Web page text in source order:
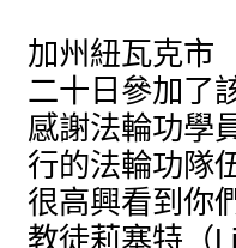
加州紐瓦克市
二十日參加了
感謝法輪功學
行的法輪功隊
很高興看到你
教徒莉塞特（